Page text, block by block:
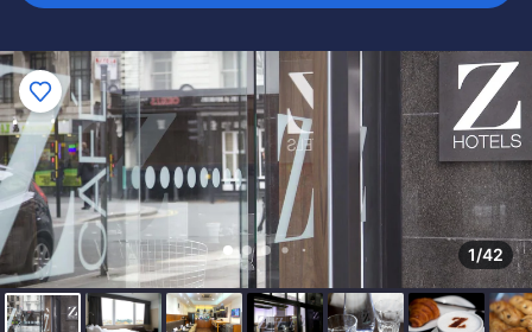
1/42